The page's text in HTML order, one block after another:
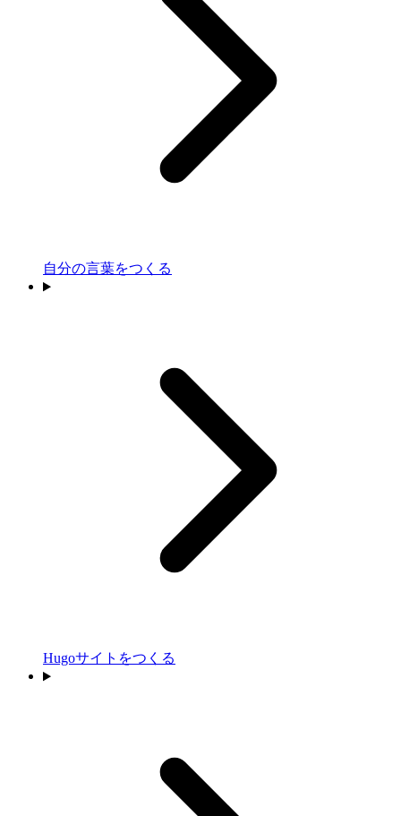
自分の言葉をつくる
Hugoサイトをつくる